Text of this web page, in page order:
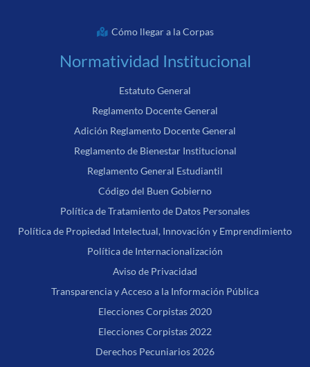
Cómo llegar a la Corpas
Normatividad Institucional
Estatuto General
Reglamento Docente General
Adición Reglamento Docente General
Reglamento de Bienestar Institucional
Reglamento General Estudiantil
Código del Buen Gobierno
Política de Tratamiento de Datos Personales
Política de Propiedad Intelectual, Innovación y Emprendimiento
Política de Internacionalización
Aviso de Privacidad
Transparencia y Acceso a la Información Pública
Elecciones Corpistas 2020
Elecciones Corpistas 2022
Derechos Pecuniarios 2026